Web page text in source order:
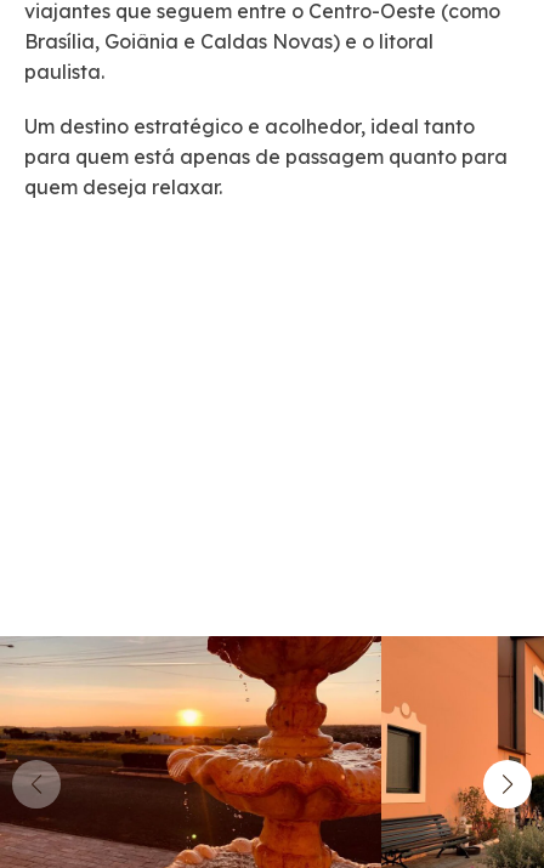
viajantes que seguem entre o Centro-Oeste (como
Brasília, Goiânia e Caldas Novas) e o litoral
paulista.
Um destino estratégico e acolhedor, ideal tanto
para quem está apenas de passagem quanto para
quem deseja relaxar.